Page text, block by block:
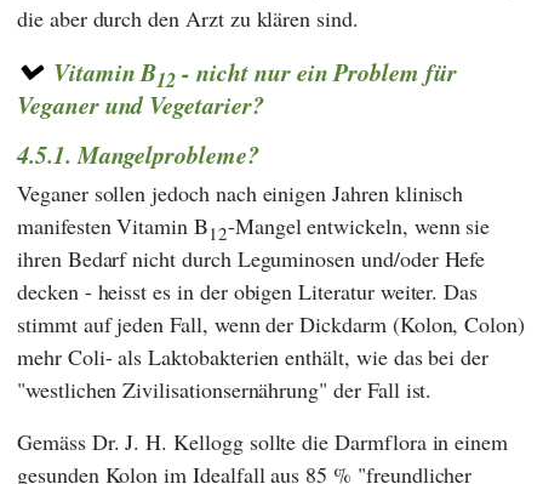
die aber durch den Arzt zu klären sind.
Vitamin B12 - nicht nur ein Problem für
Veganer und Vegetarier?
4.5.1. Mangelprobleme?
Veganer sollen jedoch nach einigen Jahren klinisch
manifesten Vitamin B12-Mangel entwickeln, wenn sie
ihren Bedarf nicht durch Leguminosen und/oder Hefe
decken - heisst es in der obigen Literatur weiter. Das
stimmt auf jeden Fall, wenn der Dickdarm (Kolon, Colon)
mehr Coli- als Laktobakterien enthält, wie das bei der
"westlichen Zivilisationsernährung" der Fall ist.
Gemäss Dr.J. H. Kelloggsollte die Darmflora in einem
gesunden Kolon im Idealfall aus 85 % "freundlicher